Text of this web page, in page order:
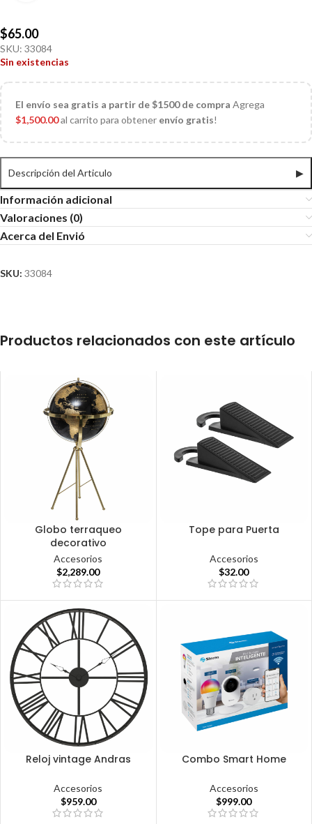
$65.00
SKU: 33084
Sin existencias
El envío sea gratis a partir de $1500 de compra Agrega
$1,500.00al carrito para obtener envío gratis!
Descripción del Articulo ▶
Información adicional
Valoraciones (0)
Acerca del Envió
SKU: 33084
Productos relacionados con este artículo
Globo terraqueo
decorativo
Accesorios
$2,289.00
Tope para Puerta
Accesorios
$32.00
Reloj vintage Andras
Accesorios
$959.00
Combo Smart Home
Accesorios
$999.00